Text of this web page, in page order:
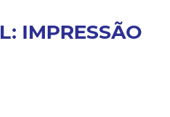
IMPRESSÃO